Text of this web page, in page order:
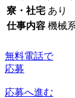
寮・社宅 あり
仕事内容 機械
無料電話で
応募
応募へ進む